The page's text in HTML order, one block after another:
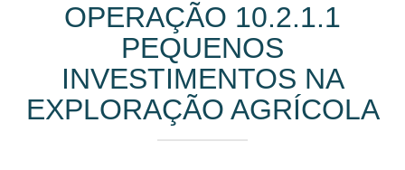
OPERAÇÃO 10.2.1.1
PEQUENOS
INVESTIMENTOS NA
EXPLORAÇÃO AGRÍCOLA